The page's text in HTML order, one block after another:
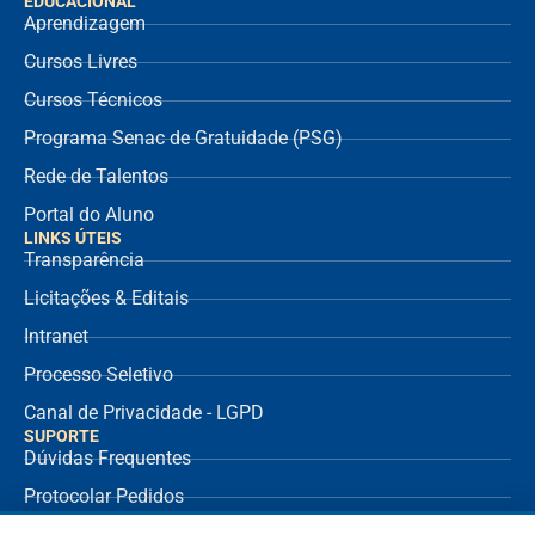
Aprendizagem
Cursos Livres
Cursos Técnicos
Programa Senac de Gratuidade (PSG)
Rede de Talentos
Portal do Aluno
LINKS ÚTEIS
Transparência
Licitações & Editais
Intranet
Processo Seletivo
Canal de Privacidade - LGPD
SUPORTE
Dúvidas Frequentes
Protocolar Pedidos